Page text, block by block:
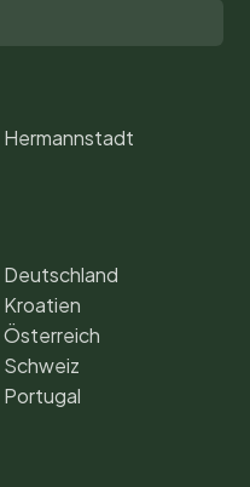
Hermannstadt
Deutschland
Kroatien
Österreich
Schweiz
Portugal